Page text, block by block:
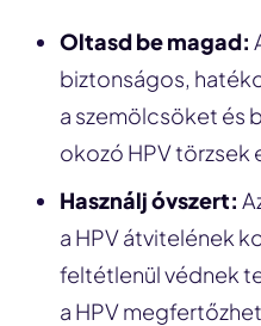
Oltasd be magad:
biztonságos,
a szemölcsöket és
okozó HPV törzsek
Használj óvszert:
a HPV átvitelének
feltétlenül védnek
a HPV